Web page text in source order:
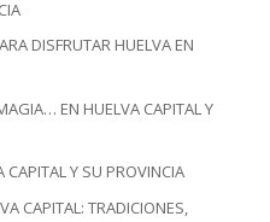
DISFRUTAR HUELVA EN
EN HUELVA CAPITAL Y
Y SU PROVINCIA
CAPITAL: TRADICIONES,